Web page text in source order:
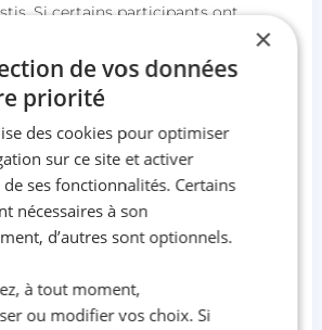
Si certains participants ont
distraire ou à venir sans préparation,
du groupe. Il est essentiel
positives
clairs
une session de révision en groupe
en une simple discussion
réunion, il est important de
et des objectifs précis. Cela peut
à réviser, des exercices à
à approfondir.
×
de vos données
priorité
des cookies pour optimiser
sur ce site et activer
de ses fonctionnalités. Certains
nécessaires à son
d’autres sont optionnels.
à tout moment,
ou modifier vos choix. Si